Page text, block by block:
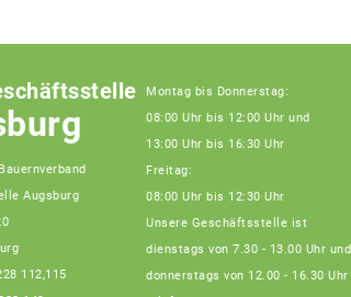
Augsburg
112,115
Montag bis Donnerstag:
08:00 Uhr bis 12:00 Uhr und
13:00 Uhr bis 16:30 Uhr
Freitag:
08:00 Uhr bis 12:30 Uhr
Unsere Geschäftsstelle ist
dienstags von 7.30 - 13.00 Uhr und
donnerstags von 12.00 - 16.30 Uhr